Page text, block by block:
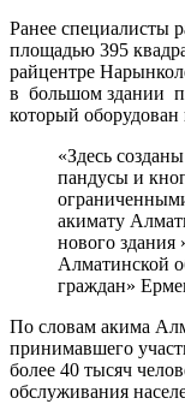
Ранее специалисты
площадью 395
райцентре
в большом здании
который
«Здесь
пандусы и
акимату
нового здания
Алматинской
граждан»
По словам акима
принимавшего
более 40 тысяч
обслуживания